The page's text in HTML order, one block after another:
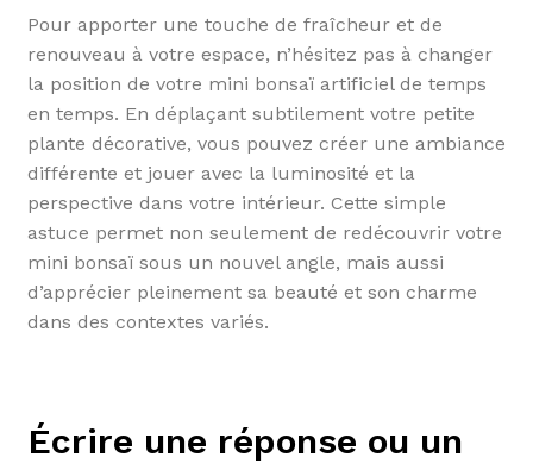
Pour apporter une touche de fraîcheur et de
renouveau à votre espace, n’hésitez pas à changer
la position de votre mini bonsaï artificiel de temps
en temps. En déplaçant subtilement votre petite
plante décorative, vous pouvez créer une ambiance
différente et jouer avec la luminosité et la
perspective dans votre intérieur. Cette simple
astuce permet non seulement de redécouvrir votre
mini bonsaï sous un nouvel angle, mais aussi
d’apprécier pleinement sa beauté et son charme
dans des contextes variés.
Écrire une réponse ou un